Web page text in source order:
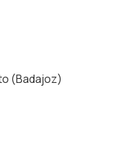
(Badajoz)